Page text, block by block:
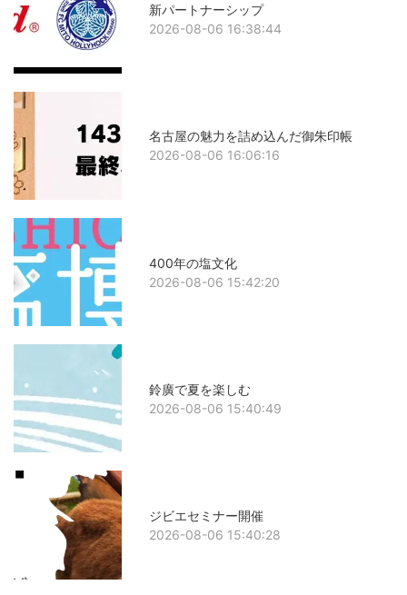
新パートナーシップ
2026-08-06 16:38:44
名古屋の魅力を詰め込んだ御朱印帳
2026-08-06 16:06:16
400年の塩文化
2026-08-06 15:42:20
鈴廣で夏を楽しむ
2026-08-06 15:40:49
ジビエセミナー開催
2026-08-06 15:40:28